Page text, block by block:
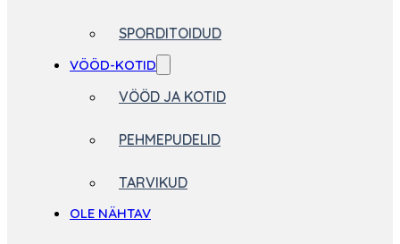
SPORDITOIDUD
VÖÖD-KOTID
VÖÖD JA KOTID
PEHMEPUDELID
TARVIKUD
OLE NÄHTAV